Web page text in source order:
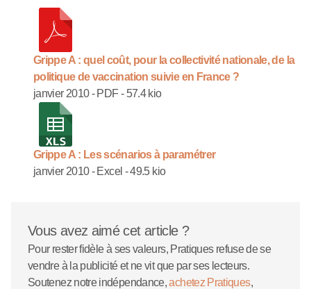
Grippe A : quel coût, pour la collectivité nationale, de la
politique de vaccination suivie en France ?
janvier 2010 - PDF- 57.4 kio
Grippe A : Les scénarios à paramétrer
janvier 2010 - Excel -49.5 kio
Vous avez aimé cet article ?
Pour rester fidèle à ses valeurs, Pratiques refuse de se
vendre à la publicité et ne vit que par ses lecteurs.
Soutenez notre indépendance,achetez Pratiques,